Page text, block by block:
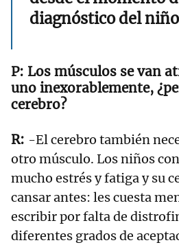
diagnóstico del
Los músculos se van
uno inexorablemente,
cerebro?
-El cerebro también
otro músculo. Los niños
mucho estrés y fatiga y su
cansar antes: les cuesta
escribir por falta de
diferentes grados de